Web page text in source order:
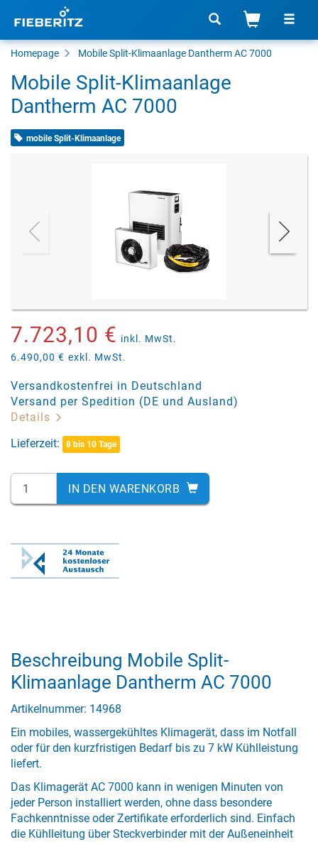
Homepage Mobile Split-Klimaanlage Dantherm AC 7000
Mobile Split-Klimaanlage
Dantherm AC 7000
mobile Split-Klimaanlage
7.723,10 € inkl. MwSt.
6.490,00 € exkl. MwSt.
Versandkostenfrei in Deutschland
Versand per Spedition (DE und Ausland)
Details
Lieferzeit:
8 bis 10 Tage
IN DEN WARENKORB
Beschreibung Mobile Split-
Klimaanlage Dantherm AC 7000
Artikelnummer: 14968
Ein mobiles, wassergekühltes Klimagerät, dass im Notfall
oder für den kurzfristigen Bedarf bis zu 7 kW Kühlleistung
liefert.
Das Klimagerät AC 7000 kann in wenigen Minuten von
jeder Person installiert werden, ohne dass besondere
Fachkenntnisse oder Zertifikate erforderlich sind. Einfach
die Kühlleitung über Steckverbinder mit der Außeneinheit